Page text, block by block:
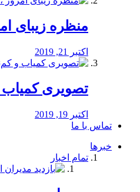
منظره‌‌ زیبای
اکتبر 21, 2019
️تصویری کمیاب و
اکتبر 19, 2019
تماس با ما
خبرها
تمام اخبار